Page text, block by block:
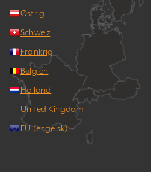
Østrig
Schweiz
Frankrig
Belgien
Holland
United Kingdom
EU (engelsk)